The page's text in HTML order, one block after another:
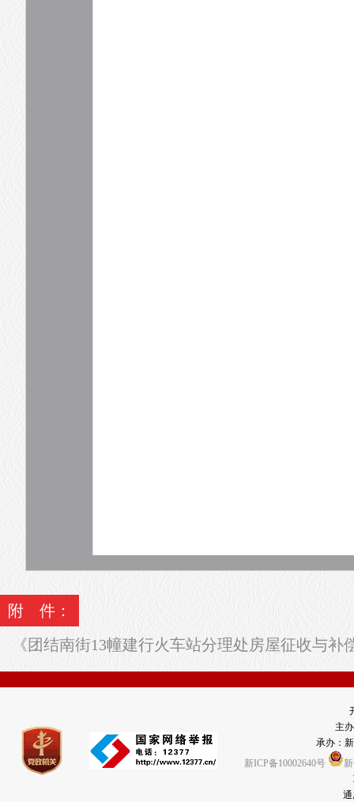
附 件：
《团结南街13幢建行火车站分理处房屋征收与补
主
承办：
新ICP备10002640号
通